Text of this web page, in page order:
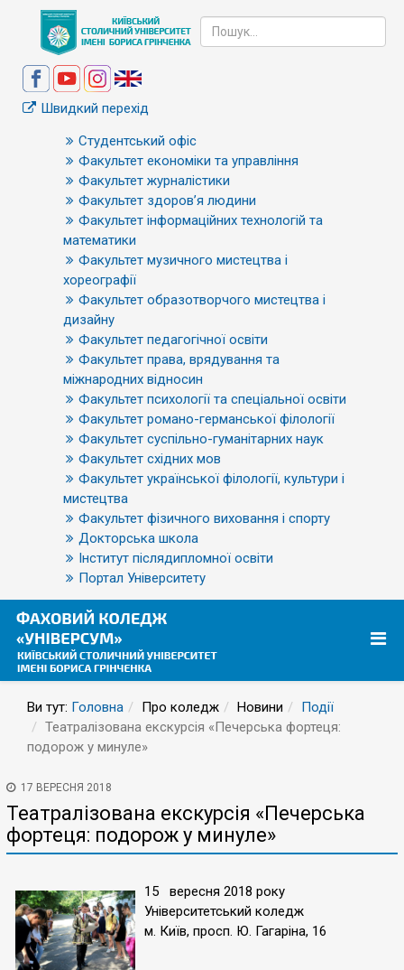
Швидкий перехід
Студентський офіс
Факультет економіки та управління
Факультет журналістики
Факультет здоров’я людини
Факультет інформаційних технологій та
математики
Факультет музичного мистецтва і
хореографії
Факультет образотворчого мистецтва і
дизайну
Факультет педагогічної освіти
Факультет права, врядування та
міжнародних відносин
Факультет психології та спеціальної освіти
Факультет романо-германської філології
Факультет суспільно-гуманітарних наук
Факультет східних мов
Факультет української філології, культури і
мистецтва
Факультет фізичного виховання і спорту
Докторська школа
Інститут післядипломної освіти
Портал Університету
Ви тут: Головна Про коледж Новини
Події
Театралізована екскурсія «Печерська фортеця:
подорож у минуле»
17 ВЕРЕСНЯ 2018
Театралізована екскурсія «Печерська
фортеця: подорож у минуле»
15 вересня 2018 року
Університетський коледж
м. Київ, просп. Ю. Гагаріна, 16